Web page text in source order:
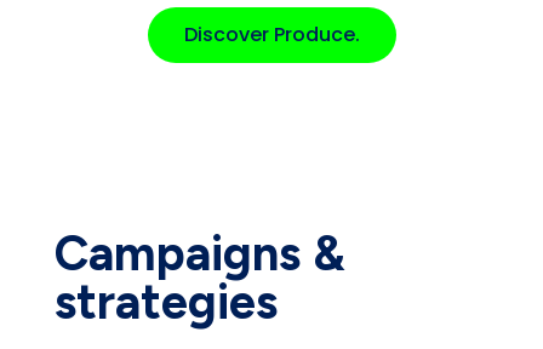
Discover Produce.
Campaigns &
strategies